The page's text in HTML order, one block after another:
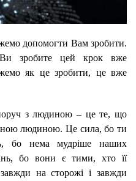
допомогти Вам зробити.
зробите цей крок вже
як це зробити, це вже
з людиною – це те, що
людиною. Це сила, бо ти
бо нема мудріше наших
бо вони є тими, хто її
на сторожі і завжди